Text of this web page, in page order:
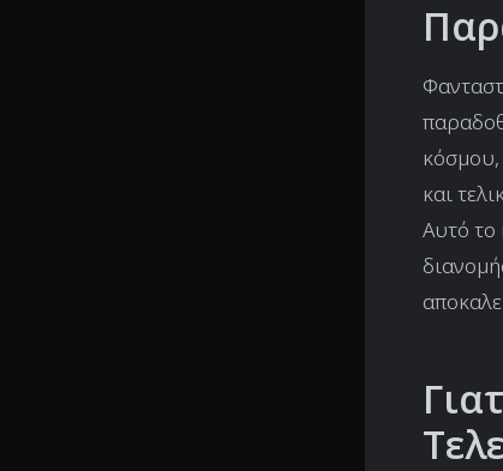
κόσμου,
και
Αυτό το